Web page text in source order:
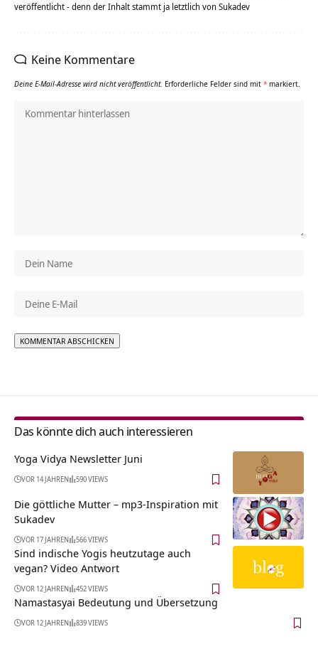
veröffentlicht - denn der Inhalt stammt ja letztlich von Sukadev
Keine Kommentare
Deine E-Mail-Adresse wird nicht veröffentlicht. Erforderliche Felder sind mit * markiert.
Das könnte dich auch interessieren
Yoga Vidya Newsletter Juni
VOR 14 JAHREN 590 VIEWS
Die göttliche Mutter – mp3-Inspiration mit
Sukadev
VOR 17 JAHREN 566 VIEWS
Sind indische Yogis heutzutage auch
vegan? Video Antwort
VOR 12 JAHREN 452 VIEWS
Namastasyai Bedeutung und Übersetzung
VOR 12 JAHREN 839 VIEWS